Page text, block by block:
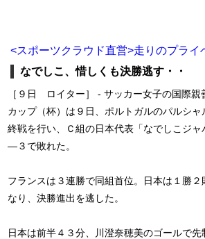
<スポーツクラウド直営>走りのプライ
なでしこ、惜しくも決勝逃す・・
［９日 ロイター］ - サッカー女子の国際親
カップ（杯）は９日、ポルトガルのパルシ
終戦を行い、Ｃ組の日本代表「なでしこジャ
―３で敗れた。
フランスは３連勝で同組首位。日本は１勝２
なり、決勝進出を逃した。
日本は前半４３分、川澄奈穂美のゴールで先